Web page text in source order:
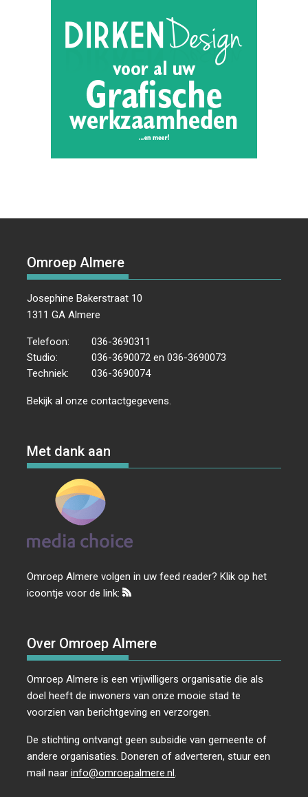
Omroep Almere
Josephine Bakerstraat 10
1311 GA Almere
Telefoon:
036-3690311
Studio:
036-3690072 en 036-3690073
Techniek:
036-3690074
Bekijk al onzecontactgegevens
Met dank aan
Omroep Almere volgen in uw feed reader? Klik op het
icoontje voor de link:
Over Omroep Almere
Omroep Almere is een vrijwilligers organisatie die als
doel heeft de inwoners van onze mooie stad te
voorzien van berichtgeving en verzorgen.
De stichting ontvangt geen subsidie van gemeente of
andere organisaties. Doneren of adverteren, stuur een
mail naarinfo@omroepalmere.nl.